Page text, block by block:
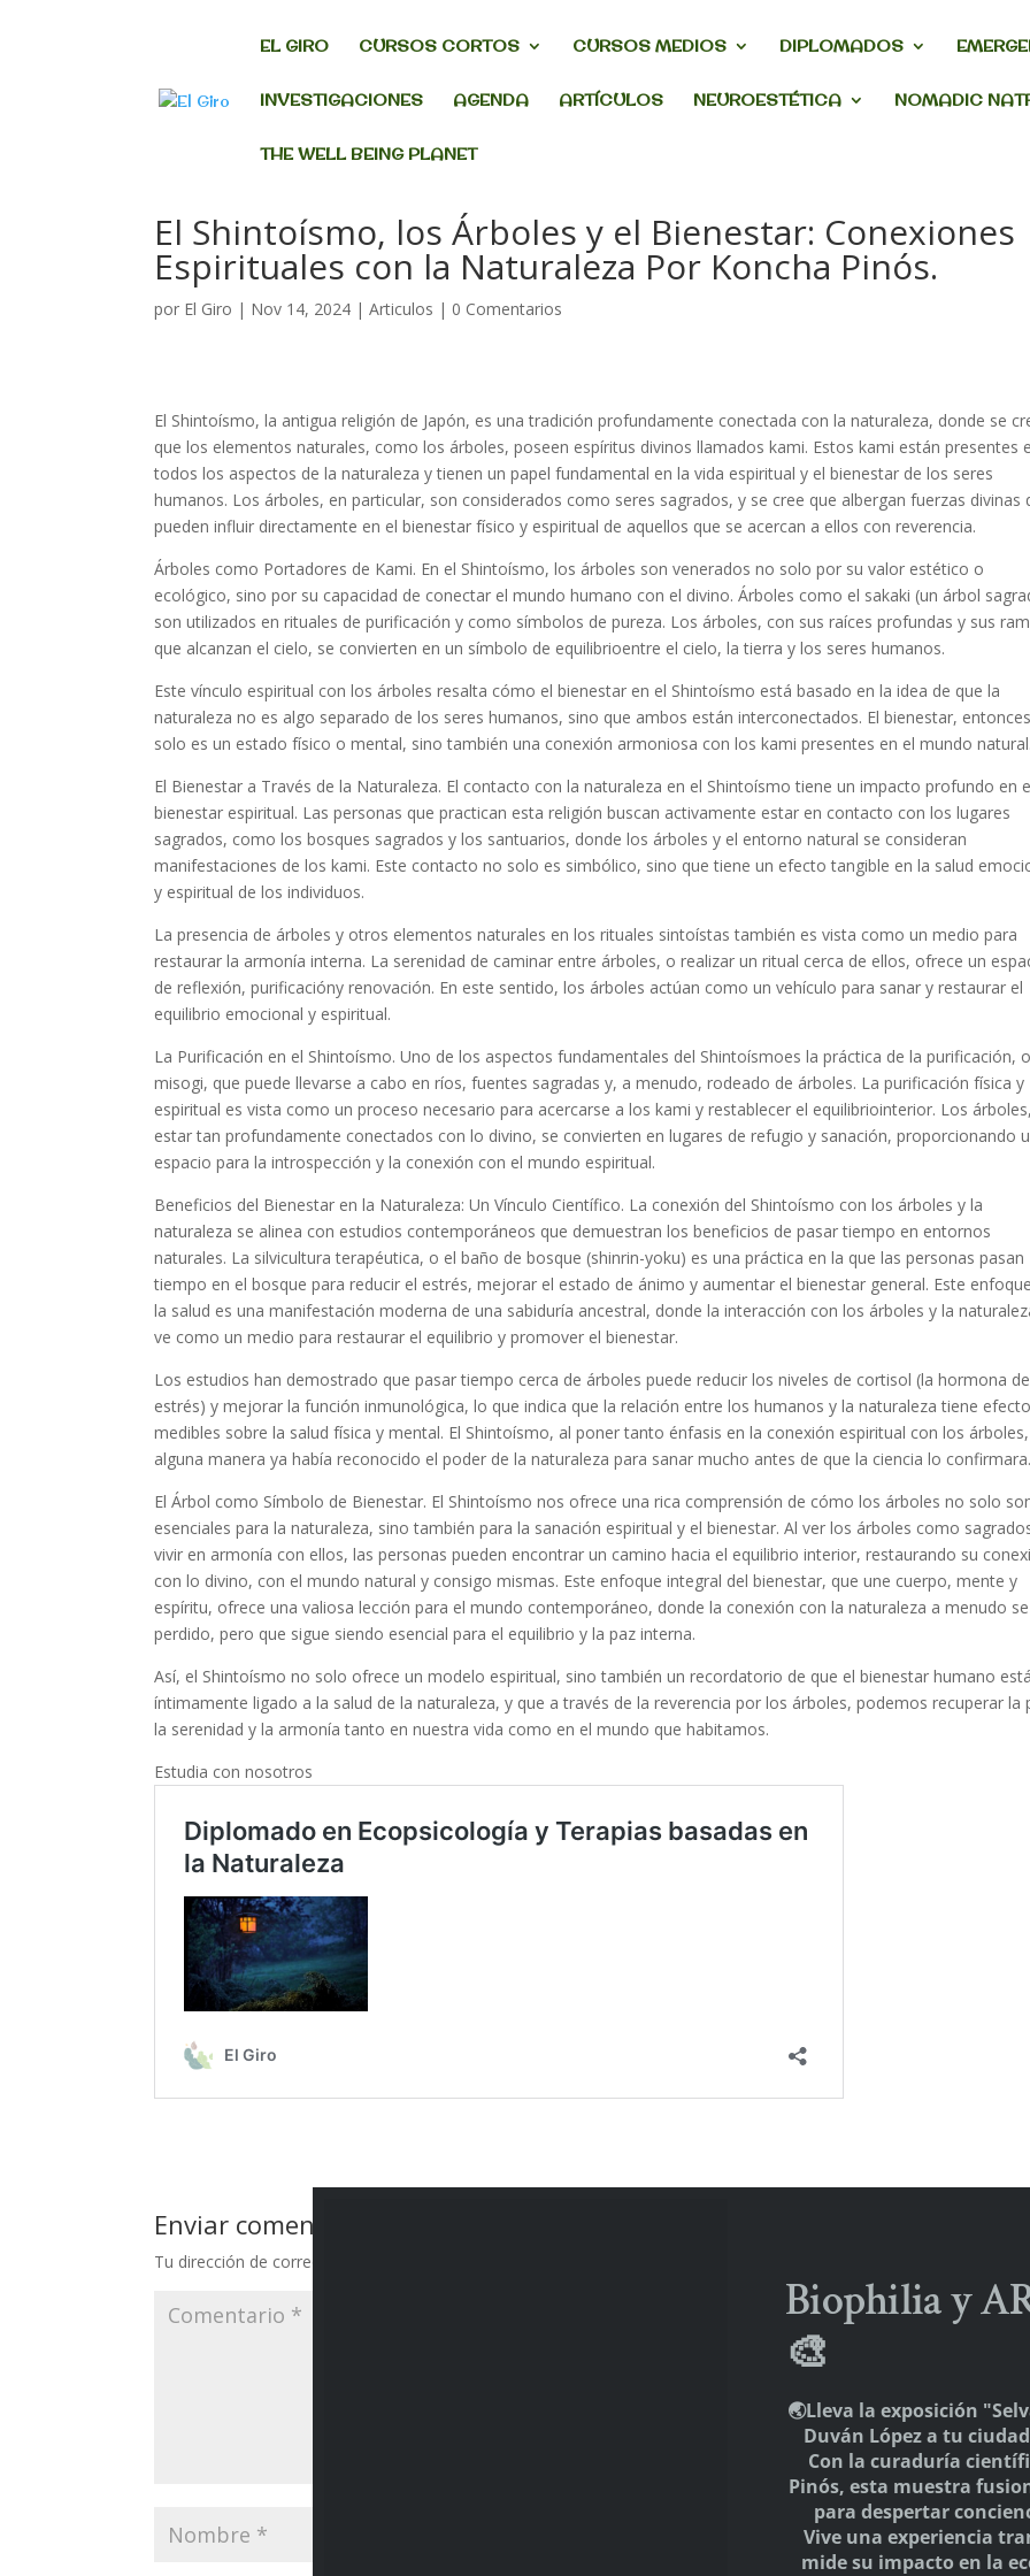
EL GIRO CURSOS CORTOS CURSOS MEDIOS DIPLOMADOS
INVESTIGACIONES AGENDA ARTÍCULOS NEUROESTÉTICA NOMADIC
THE WELL BEING PLANET
El Shintoísmo, los Árboles y el Bienestar: Conexiones
Espirituales con la Naturaleza Por Koncha Pinós.
por El Giro | Nov 14, 2024 |Articulos | 0 Comentarios
El Shintoísmo, la antigua religión de Japón, es una tradición profundamente conectada con lanaturaleza, donde se
que los elementos naturales, como los árboles, poseen espíritus divinos llamadoskami. Estoskami están presentes
todos los aspectos de la naturaleza y tienen un papel fundamental en la vida espiritual y el bienestar de los seres
humanos. Los árboles, en particular, son considerados como seres sagrados, y se cree que alberganfuerzas divinas
pueden influir directamente en el bienestar físico y espiritual de aquellos que se acercan a ellos con reverencia.
Árboles como Portadores de Kami. En el Shintoísmo, los árboles son venerados no solo por su valor estético o
ecológico, sino por su capacidad de conectar el mundo humano con el divino. Árboles como el sakaki (un árbol
son utilizados en rituales de purificación y como símbolos depureza. Los árboles, con sus raíces profundas y sus
que alcanzan el cielo, se convierten en un símbolo de equilibrioentre el cielo, la tierra y los seres humanos.
Este vínculo espiritual con los árboles resalta cómo elbienestar en el Shintoísmo está basado en la idea de que la
naturaleza no es algo separado de los seres humanos, sino que ambos estáninterconectados. El bienestar,
solo es un estado físico o mental, sino también una conexión armoniosa con loskami presentes en el mundo natural.
El Bienestar a Través de la Naturaleza. El contacto con la naturaleza en el Shintoísmo tiene un impacto profundo en
bienestar espiritual. Las personas que practican esta religión buscan activamente estar en contacto con los lugares
sagrados, como losbosques sagrados y los santuarios, donde los árboles y el entorno natural se consideran
manifestaciones de loskami. Este contacto no solo es simbólico, sino que tiene un efecto tangible en la salud
y espiritual de los individuos.
La presencia de árboles y otros elementos naturales en los rituales sintoístas también es vista como un medio para
restaurar la armonía interna. La serenidad de caminar entre árboles, o realizar un ritual cerca de ellos, ofrece un
dereflexión,purificaciónyrenovación. En este sentido, los árboles actúan como un vehículo para sanar y restaurar el
equilibrio emocional y espiritual.
La Purificación en el Shintoísmo.Uno de los aspectos fundamentales del Shintoísmoes la práctica de lapurificación, o
misogi, que puede llevarse a cabo en ríos, fuentes sagradas y, a menudo, rodeado de árboles. La purificación física y
espiritual es vista como un proceso necesario para acercarse a loskami y restablecer el equilibriointerior. Los
estar tan profundamente conectados con lo divino, se convierten en lugares de refugio y sanación, proporcionando
espacio para la introspección y la conexión con el mundo espiritual.
Beneficios del Bienestar en la Naturaleza: Un Vínculo Científico. La conexión del Shintoísmo con los árboles y la
naturaleza se alinea con estudios contemporáneos que demuestran los beneficios de pasar tiempo en entornos
naturales. La silvicultura terapéutica, o elbaño de bosque (shinrin-yoku) es una práctica en la que las personas pasan
tiempo en el bosque para reducir el estrés, mejorar el estado de ánimo y aumentar el bienestar general. Este
la salud es una manifestación moderna de una sabiduría ancestral, donde la interacción con los árboles y la
ve como un medio para restaurar el equilibrio y promover el bienestar.
Los estudios han demostrado que pasar tiempo cerca de árboles puede reducir los niveles de cortisol (la hormona
estrés) y mejorar la función inmunológica, lo que indica que la relación entre los humanos y la naturaleza tiene
medibles sobre la salud física y mental. El Shintoísmo, al poner tanto énfasis en la conexión espiritual con los
alguna manera ya había reconocido el poder de la naturaleza para sanar mucho antes de que la ciencia lo confirmara.
El Árbol como Símbolo de Bienestar. El Shintoísmo nos ofrece una rica comprensión de cómo los árboles no solo
esenciales para lanaturaleza, sino también para la sanación espiritual y el bienestar. Al ver los árboles como
vivir en armonía con ellos, las personas pueden encontrar un camino hacia el equilibrio interior, restaurando su
con lo divino, con el mundo natural y consigo mismas. Este enfoque integral del bienestar, que une cuerpo, mente y
espíritu, ofrece una valiosa lección para el mundo contemporáneo, donde la conexión con la naturaleza a menudo
perdido, pero que sigue siendo esencial para el equilibrio y la paz interna.
Así, el Shintoísmo no solo ofrece un modelo espiritual, sino también un recordatorio de que el bienestar humano está
íntimamente ligado a la salud de la naturaleza, y que a través de lareverencia por los árboles, podemos recuperar la
la serenidad y la armonía tanto en nuestra vida como en el mundo que habitamos.
Estudia con nosotros
Enviar comentario
Tu dirección de correo electrónico no será publicada.